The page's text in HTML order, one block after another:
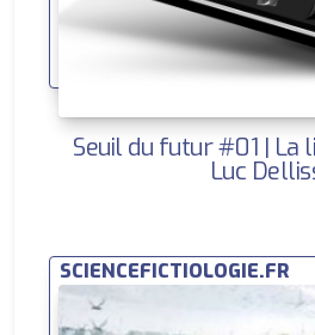
Seuil du futur #01 | La
Luc
SCIENCEFICTIOLOGIE.FR